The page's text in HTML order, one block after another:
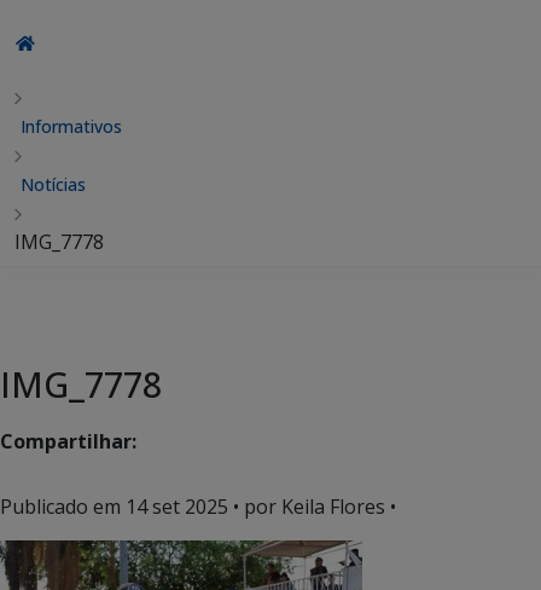
Informativos
Notícias
IMG_7778
IMG_7778
Compartilhar:
Publicado em 14 set 2025 • por Keila Flores •